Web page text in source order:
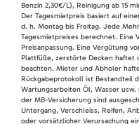
Benzin 2,30€/L), Reinigung ab 15
Der Tagesmietpreis basiert auf
d. h. Montag bis Freitag. Jede
Tagesmietpreises berechnet. Eine
Preisanpassung. Eine Vergütung
Plattfüße, zerstörte Decken haftet
beachten. Mieter und Abholer
Rückgabeprotokoll ist Bestandteil
Wartungsarbeiten Öl, Wasser
der MB-Versicherung sind
Untergang, Verschleiss, Reifen,
oder vorsätzlicher Verursachung